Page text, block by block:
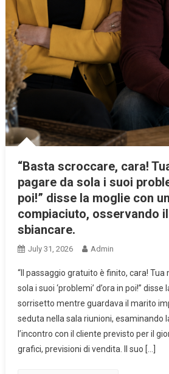
“Basta scroccare, cara!
pagare da sola i suoi
poi!” disse la moglie con
compiaciuto, osservando
sbiancare.
July 31, 2026 Admin
“Il passaggio gratuito è finito, cara!
sola i suoi ‘problemi’ d’ora in poi!”
sorrisetto mentre guardava il marito
seduta nella sala riunioni, esaminando
l’incontro con il cliente previsto per il
grafici, previsioni di vendita. Il suo […]